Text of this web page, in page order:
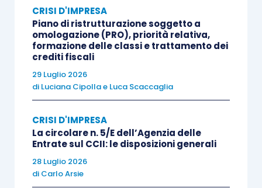
Pertanto, se allo scadere del termine assegnato,
o prorogato, non è stato possibile raggiungere un
accordo stragiudizialecon i creditori coinvolti, e
permane pertanto la
collegio dovrà invitare il debitore a presentare
domanda di accessoad una delle
dell’insolvenzapreviste dal Codice.
Il collegio, nel caso in cui il
composizione assistita
CRISI D'IMPRESA
Piano di ristrutturazione soggetto a
omologazione (PRO), priorità relativa,
formazione delle classi e trattamento dei
crediti fiscali
29 Luglio 2026
di Luciana Cipollae Luca Scaccaglia
CRISI D'IMPRESA
La circolare n. 5/E dell’Agenzia delle
Entrate sul CCII: le disposizioni generali
28 Luglio 2026
di Carlo Arsie